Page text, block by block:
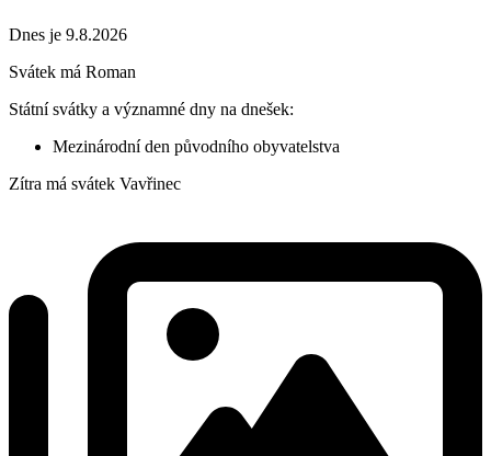
Dnes je 9.8.2026
Svátek má Roman
Státní svátky a významné dny na dnešek:
Mezinárodní den původního obyvatelstva
Zítra má svátek Vavřinec